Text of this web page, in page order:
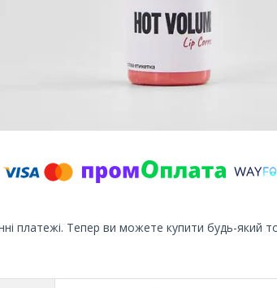
платежі. Тепер ви можете купити будь-який